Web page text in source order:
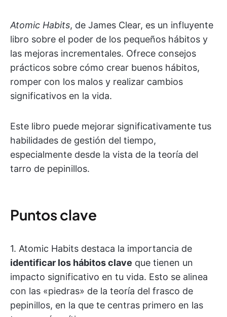
Atomic Habits, de James Clear, es un influyente
libro sobre el poder de los pequeños hábitos y
las mejoras incrementales. Ofrece consejos
prácticos sobre cómo crear buenos hábitos,
romper con los malos y realizar cambios
significativos en la vida.
Este libro puede mejorar significativamente tus
habilidades de gestión del tiempo,
especialmente desde la vista de la teoría del
tarro de pepinillos.
Puntos clave
1. Atomic Habits destaca la importancia de
identificar los hábitos clave que tienen un
impacto significativo en tu vida. Esto se alinea
con las «piedras» de la teoría del frasco de
pepinillos, en la que te centras primero en las